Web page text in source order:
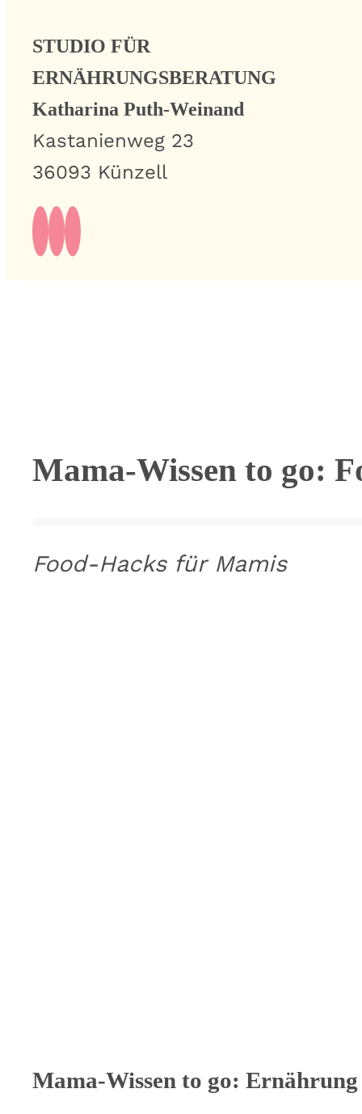
STUDIO FÜR
ERNÄHRUNGSBERATUNG
Katharina Puth-Weinand
Kastanienweg 23
36093 Künzell
Mama-Wissen to go:
Food-Hacks für Mamis
Mama-Wissen to go: